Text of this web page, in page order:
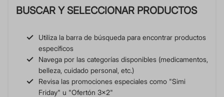
BUSCAR Y SELECCIONAR PRODUCTOS
Utiliza la barra de búsqueda para encontrar productos
específicos
Navega por las categorías disponibles (medicamentos,
belleza, cuidado personal, etc.)
Revisa las promociones especiales como "Simi
Friday" u "Ofertón 3x2"